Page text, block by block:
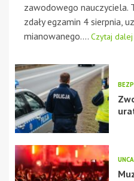
zawodowego nauczyciela.
zdały egzamin 4 sierpnia,
mianowanego.... Czytaj dalej